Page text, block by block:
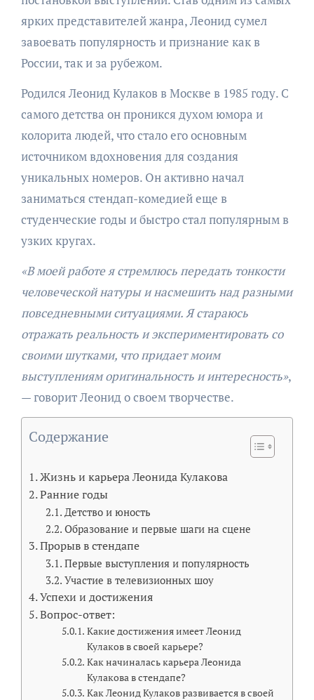
ярких представителей жанра, Леонид сумел
завоевать популярность и признание как в
России, так и за рубежом.
Родился Леонид Кулаков в Москве в 1985 году. С
самого детства он проникся духом юмора и
колорита людей, что стало его основным
источником вдохновения для создания
уникальных номеров. Он активно начал
заниматься стендап-комедией еще в
студенческие годы и быстро стал популярным в
узких кругах.
«В моей работе я стремлюсь передать тонкости
человеческой натуры и насмешить над разными
повседневными ситуациями. Я стараюсь
отражать реальность и экспериментировать со
своими шутками, что придает моим
выступлениям оригинальность и интересность»,
— говорит Леонид о своем творчестве.
Содержание
Жизнь и карьера Леонида Кулакова
Ранние годы
Детство и юность
Образование и первые шаги на сцене
Прорыв в стендапе
Первые выступления и популярность
Участие в телевизионных шоу
Успехи и достижения
Вопрос-ответ:
Какие достижения имеет Леонид
Кулаков в своей карьере?
Как начиналась карьера Леонида
Кулакова в стендапе?
Как Леонид Кулаков развивается в своей